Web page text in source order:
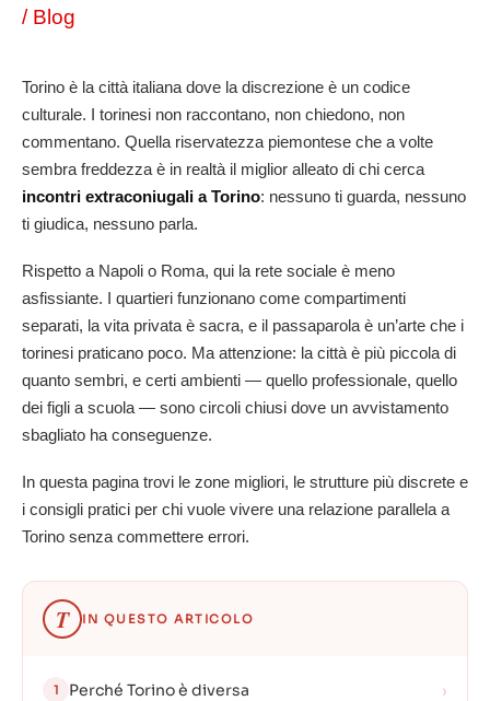
/ Blog
Torino è la città italiana dove la discrezione è un codice
culturale. I torinesi non raccontano, non chiedono, non
commentano. Quella riservatezza piemontese che a volte
sembra freddezza è in realtà il miglior alleato di chi cerca
incontri extraconiugali a Torino: nessuno ti guarda, nessuno
ti giudica, nessuno parla.
Rispetto a Napoli o Roma, qui la rete sociale è meno
asfissiante. I quartieri funzionano come compartimenti
separati, la vita privata è sacra, e il passaparola è un’arte che i
torinesi praticano poco. Ma attenzione: la città è più piccola di
quanto sembri, e certi ambienti — quello professionale, quello
dei figli a scuola — sono circoli chiusi dove un avvistamento
sbagliato ha conseguenze.
In questa pagina trovi le zone migliori, le strutture più discrete e
i consigli pratici per chi vuole vivere una relazione parallela a
Torino senza commettere errori.
T IN QUESTO ARTICOLO
1 Perché Torino è diversa ›